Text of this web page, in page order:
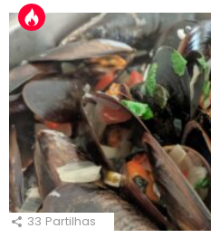
33 Partilhas